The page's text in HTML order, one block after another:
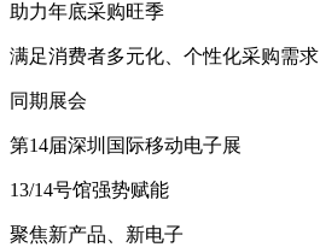
助力年底采购旺季
满足消费者多元化、个性化采购需求
同期展会
第14届深圳国际移动电子展
13/14号馆强势赋能
聚焦新产品、新电子